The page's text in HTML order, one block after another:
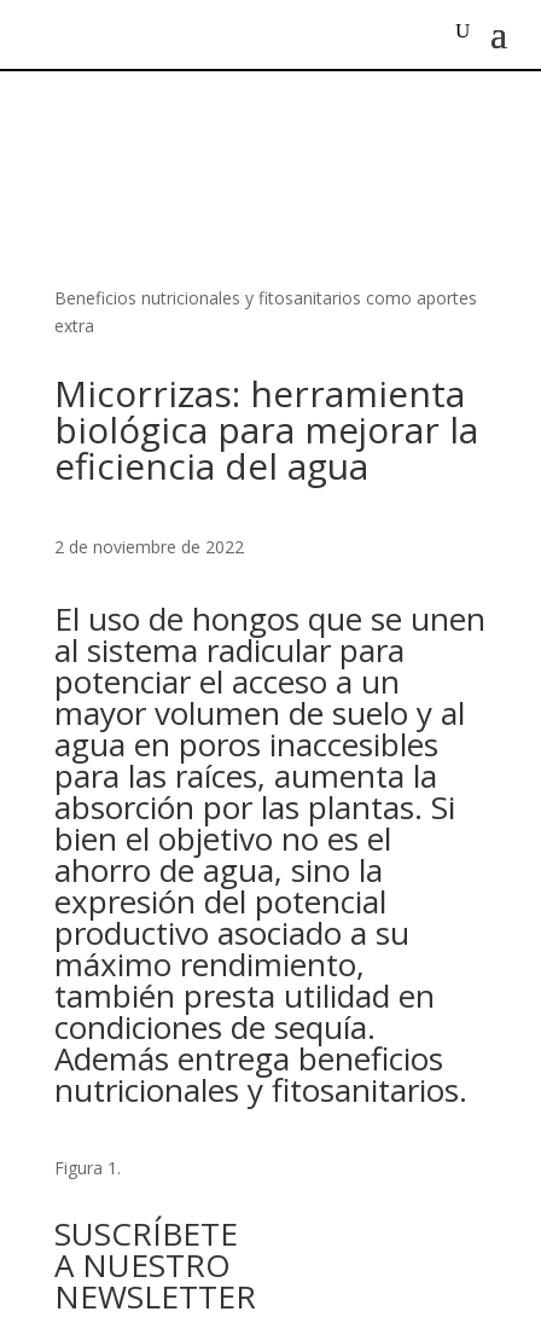
Beneficios nutricionales y fitosanitarios como aportes
extra
Micorrizas: herramienta
biológica para mejorar la
eficiencia del agua
2 de noviembre de 2022
El uso de hongos que se unen
al sistema radicular para
potenciar el acceso a un
mayor volumen de suelo y al
agua en poros inaccesibles
para las raíces, aumenta la
absorción por las plantas. Si
bien el objetivo no es el
ahorro de agua, sino la
expresión del potencial
productivo asociado a su
máximo rendimiento,
también presta utilidad en
condiciones de sequía.
Además entrega beneficios
nutricionales y fitosanitarios.
Figura 1.
SUSCRÍBETE
A NUESTRO
NEWSLETTER